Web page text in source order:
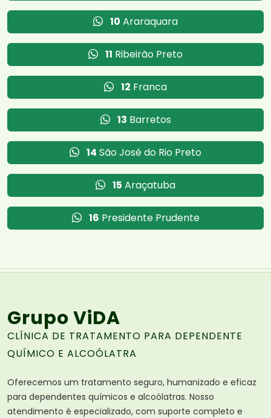
10 Araraquara
11 Ribeirão Preto
12 Franca
13 Barretos
14 São José do Rio Preto
15 Araçatuba
16 Presidente Prudente
Grupo ViDA
CLÍNICA DE TRATAMENTO PARA DEPENDENTE
QUÍMICO E ALCOÓLATRA
Oferecemos um tratamento seguro, humanizado e eficaz
para dependentes químicos e alcoólatras. Nosso
atendimento é especializado, com suporte completo e